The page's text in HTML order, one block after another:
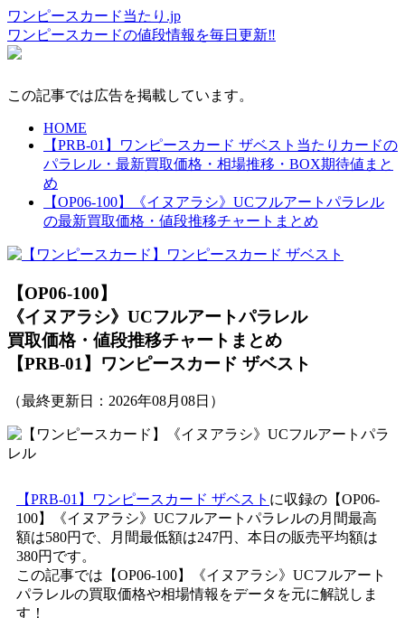
ワンピースカード当たり.jp
ワンピースカードの値段情報を毎日更新‼
この記事では広告を掲載しています。
HOME
【PRB-01】ワンピースカード ザベスト当たりカードの
パラレル・最新買取価格・相場推移・BOX期待値まと
め
【OP06-100】《イヌアラシ》UCフルアートパラレル
の最新買取価格・値段推移チャートまとめ
【OP06-100】
《イヌアラシ》UCフルアートパラレル
買取価格・値段推移チャートまとめ
【PRB-01】ワンピースカード ザベスト
（最終更新日： 2026年08月08日 ）
【PRB-01】ワンピースカード ザベスト に収録の【OP06-
100】《イヌアラシ》UCフルアートパラレルの月間最高
額は580円で、月間最低額は247円、本日の販売平均額は
380円です。
この記事では【OP06-100】《イヌアラシ》UCフルアート
パラレルの買取価格や相場情報をデータを元に解説しま
す！